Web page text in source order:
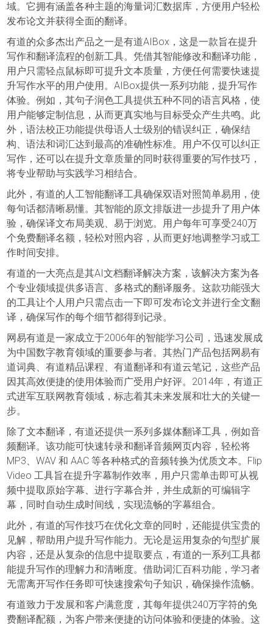
域。它拥有涵盖各种主题的海量词汇数据库，方便用户轻松
发布论文并获得全面的翻译。
有道的众多杰出产品之一是有道AIBox，这是一款旨在提升
写作和翻译流程的创新工具。凭借其智能修改和翻译功能，
用户只需轻点鼠标即可提升文本质量，方便任何需要快速提
升写作水平的用户使用。AIBox提供一系列功能，提升写作
体验。例如，其句子润色工具提供五种不同的语言风格，使
用户能够定制信息，从而更真实地与目标受众产生共鸣。此
外，语法校正功能提供母语人士级别的错误纠正，确保结
构、语法和词汇达到最高的准确性标准。用户不仅可以纠正
写作，还可以在提升文章质量的同时获得重要的写作技巧，
将专业帮助与实践学习相结合。
此外，有道的人工智能翻译工具确保双语对照简单易用，使
每句话都清晰易懂。其智能的原文排版进一步提升了用户体
验，确保译文布局美观、易于浏览。用户每年可享受240万
个免费翻译名额，轻松对照内容，从而更好地调整学习或工
作时间安排。
有道的一大亮点是其AI文档翻译解决方案，该解决方案为各
个专业领域提供多语言、多格式的翻译服务。这款功能强大
的工具让个人用户只需点击一下即可发布论文并进行全文翻
译，确保写作的每个细节都得到记录。
网易有道是一家成立于2006年的智能学习公司，迅速发展成
为中国数字教育领域的重要参与者。其热门产品包括网易有
道词典、有道精品课程、有道翻译和有道云笔记，这些产品
因其高效便捷的使用体验而广受用户好评。2014年，有道正
式进军互联网教育领域，标志着其未来发展和壮大的关键一
步。
除了文本翻译，有道还提供一系列多媒体翻译工具，例如音
频翻译。该功能可快速转录和翻译音频网页内容，轻松将
MP3、WAV 和 AAC 等各种格式的音频转换为优质文本。Flip
Video 工具旨在提升字幕制作效率，用户只需单击即可从视
频中提取原始字幕、进行字幕合并，并生成新的可编辑字
幕，同时自动生成时间线，实现流畅的字幕组合。
此外，有道的写作技巧在优化文章的同时，还能提供宝贵的
见解，帮助用户提升写作能力。无论是运用复杂的句型扩展
内容，还是从复杂的信息中提取要点，有道的一系列工具都
能提升写作的理解力和清晰度。借助词汇百科功能，学习者
无需离开写作任务即可快速搜索句子知识，确保操作流畅。
有道致力于发展和客户满意度，其每年提供240万字符的免
费翻译配额，为客户带来便捷的访问体验和便捷的体验。这